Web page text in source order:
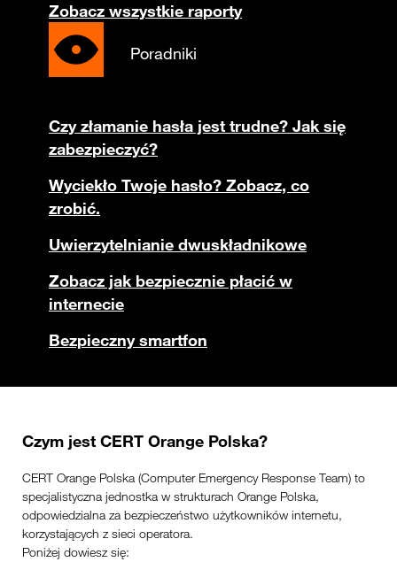
Zobacz wszystkie raporty
Poradniki
Czy złamanie hasła jest trudne? Jak się
zabezpieczyć?
Wyciekło Twoje hasło? Zobacz, co
zrobić.
Uwierzytelnianie dwuskładnikowe
Zobacz jak bezpiecznie płacić w
internecie
Bezpieczny smartfon
Czym jest CERT Orange Polska?
CERT Orange Polska (Computer Emergency Response Team) to
specjalistyczna jednostka w strukturach Orange Polska,
odpowiedzialna za bezpieczeństwo użytkowników internetu,
korzystających z sieci operatora.
Poniżej dowiesz się: